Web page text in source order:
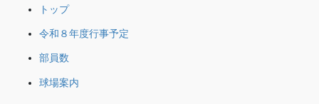
トップ
令和８年度行事予定
部員数
球場案内